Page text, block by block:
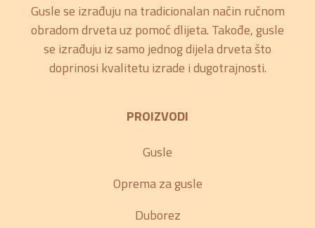
Gusle se izrađuju na tradicionalan način ručnom
obradom drveta uz pomoć dlijeta. Takođe, gusle
se izrađuju iz samo jednog dijela drveta što
doprinosi kvalitetu izrade i dugotrajnosti.
PROIZVODI
Gusle
Oprema za gusle
Duborez